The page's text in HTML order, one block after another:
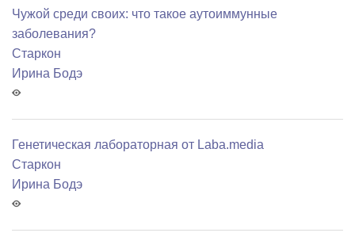
Чужой среди своих: что такое аутоиммунные
заболевания?
Старкон
Ирина Бодэ
Генетическая лабораторная от Laba.media
Старкон
Ирина Бодэ